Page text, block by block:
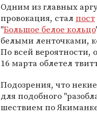
Одним из главных
провокация, сталпост
"Большое белое кольцо
белыми ленточками,
По всей вероятности,
16 марта облетел
Подозрения, что
для подобного
шествием по